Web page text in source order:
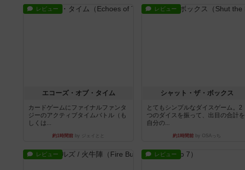
レビュー
エコーズ・オブ・タイム
カードゲームにファイナルファンタ
ジーのアクティブタイムバトル（も
しくは...
約1時間前 by ジェイとと
レビュー
シャット・ザ・ボックス
とてもシンプルなダイスゲーム。2
つのダイスを振って、出目の合計を
自分の...
約1時間前 by OSAっち
レビュー レビュー